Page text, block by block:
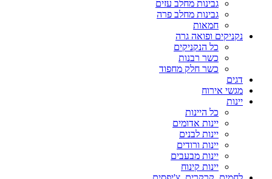
גבינות מחלב עזים
גבינות מחלב פרה
חמאות
נקניקים ופואה גרה
כל הנקניקים
כשר רבנות
כשר חלק מחפוד
דגים
מגשי אירוח
יינות
כל היינות
יינות אדומים
יינות לבנים
יינות ורודים
יינות מבעבים
יינות קינוח